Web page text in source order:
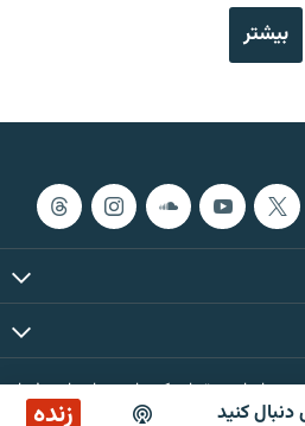
دنبال کنید زنده
بیشتر
بر اساس مقررات کپی‌رایت، برای رادیو فردا